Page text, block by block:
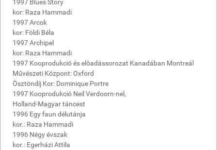
1997 Blues Story
kor: Raza Hammadi
1997 Arcok
kor: Földi Béla
1997 Archipel
kor: Raza Hammadi
1997 Kooprodukció és elôadássorozat Kanadában Montreál
Művészeti Központ: Oxford
Ösztöndíj Kor: Dominique Portre
1997 Kooprodukció Neil Verdoorn-nel,
Holland-Magyar táncest
1996 Egy faun délutánja
kor.: Raza Hammadi
1996 Négy évszak
kor.: Egerházi Attila